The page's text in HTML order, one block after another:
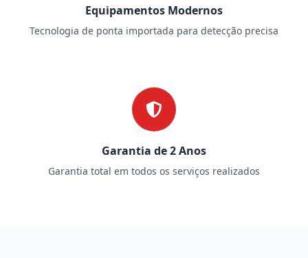
Equipamentos Modernos
Tecnologia de ponta importada para detecção precisa
Garantia de 2 Anos
Garantia total em todos os serviços realizados